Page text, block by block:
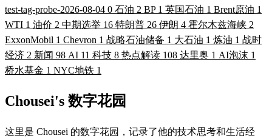
test-tag-probe-2026-08-04 0 石油 2 BP 1 英国石油 1 Brent原油 1
WTI 1 油价 2 中期选举 16 特朗普 26 伊朗 4 霍尔木兹海峡 2
ExxonMobil 1 Chevron 1 战略石油储备 1 大石油 1 炼油 1 战时
经济 2 新闻 98 AI 11 科技 8 热点解读 108 达里奥 1 AI泡沫 1
桥水基金 1 NYC地铁 1
Chousei's 数字花园
这里是 Chousei 的数字花园，记录了他的技术思考和生活经